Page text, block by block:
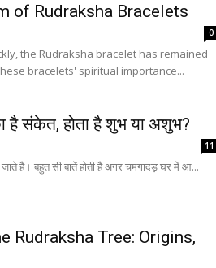
of Rudraksha Bracelets
0
the Rudraksha bracelet has remained
bracelets' spiritual importance...
है संकेत, होता है शुभ या अशुभ?
11
है। बहुत सी बातें होती है अगर चमगादड़ घर में आ...
Rudraksha Tree: Origins,